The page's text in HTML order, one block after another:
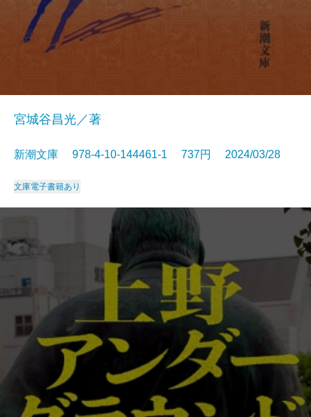
宮城谷昌光／著
新潮文庫 978-4-10-144461-1 737円 2024/03/28
文庫電子書籍あり